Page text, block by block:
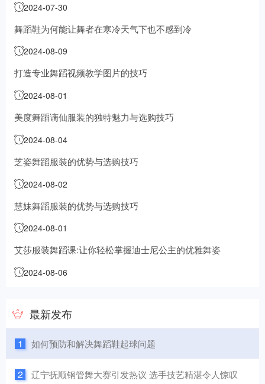
2024-07-30
舞蹈鞋为何能让舞者在寒冷天气下也不感到冷
2024-08-09
打造专业舞蹈视频教学图片的技巧
2024-08-01
美度舞蹈谪仙服装的独特魅力与选购技巧
2024-08-04
芝姿舞蹈服装的优势与选购技巧
2024-08-02
慧妹舞蹈服装的优势与选购技巧
2024-08-01
艾莎服装舞蹈课:让你轻松掌握迪士尼公主的优雅舞姿
2024-08-06
最新发布
1 如何预防和解决舞蹈鞋起球问题
2 辽宁抚顺钢管舞大赛引发热议 选手技艺精湛令人惊叹